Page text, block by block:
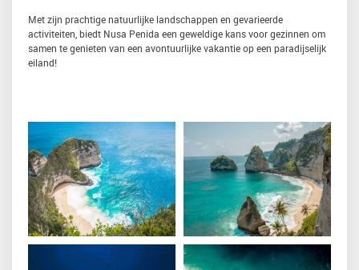
Met zijn prachtige natuurlijke landschappen en gevarieerde
activiteiten, biedt Nusa Penida een geweldige kans voor gezinnen om
samen te genieten van een avontuurlijke vakantie op een paradijselijk
eiland!